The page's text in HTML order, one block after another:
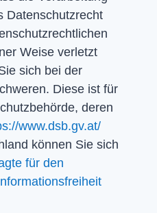
Datenschutzrecht
Weise verletzt
sich bei der
Diese ist für
deren
www.dsb.gv.at/
können Sie sich
für den